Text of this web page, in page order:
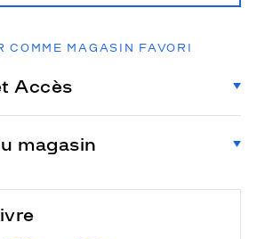
COMME MAGASIN FAVORI
Accès
magasin